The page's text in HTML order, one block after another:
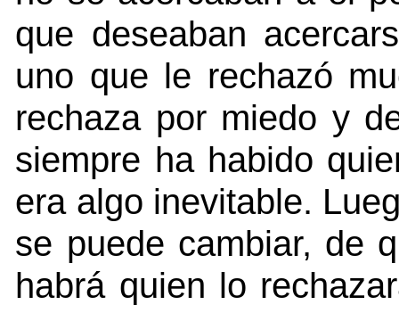
que deseaban
uno que le rechazó
rechaza por miedo y
siempre ha habido
era algo inevitable.
se puede cambiar, de
habrá quien lo